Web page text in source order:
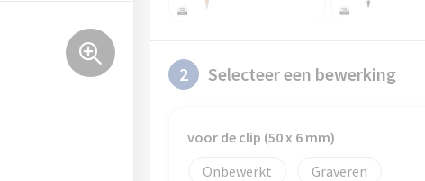
2 Selecteer een bewerking
voor de clip (50 x 6 mm)
Onbewerkt
Graveren